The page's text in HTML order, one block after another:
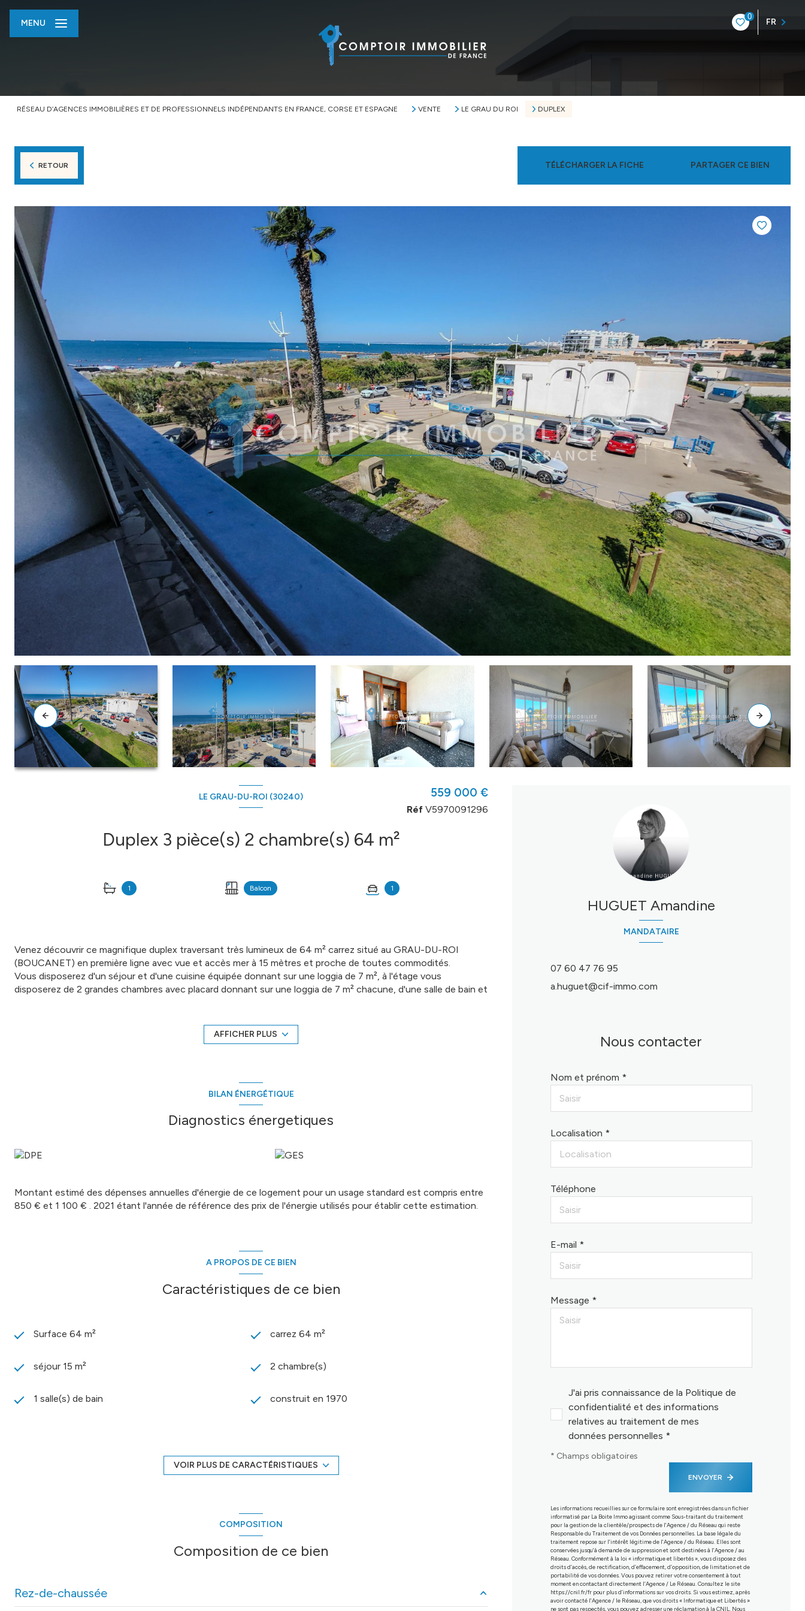
0
FR
MENU
RÉSEAU D’AGENCES IMMOBILIÈRES ET DE PROFESSIONNELS INDÉPENDANTS EN FRANCE, CORSE ET ESPAGNE VENTE LE GRAU DU ROI DUPLEX
RETOUR TÉLÉCHARGER LA FICHE PARTAGER CE BIEN
LE GRAU-DU-ROI (30240)
Duplex 3 pièce(s) 2 chambre(s) 64 m²
1 Balcon 1
559 000 €
Réf V5970091296
Venez découvrir ce magnifique duplex traversant très lumineux de 64 m² carrez situé au GRAU-DU-ROI
(BOUCANET) en première ligne avec vue et accès mer à 15 mètres et proche de toutes commodités.
Vous disposerez d'un séjour et d'une cuisine équipée donnant sur une loggia de 7 m², à l'étage vous
disposerez de 2 grandes chambres avec placard donnant sur une loggia de 7 m² chacune, d'une salle de bain et
Pour votre confort, des huisseries en double-vitrage, un systhème de chauffage desservi par une chaudière
gaz de ville individuelle, des stores bannes électriques dans la loggia du séjour et dans l'une des chambres.
Les informations sur les risques auxquels ce bien est exposé sont disponibles sur le site
AFFICHER PLUS
BILAN ÉNERGÉTIQUE
Diagnostics énergetiques
Montant estimé des dépenses annuelles d'énergie de ce logement pour un usage standard est compris entre
850 € et 1 100 € . 2021 étant l'année de référence des prix de l'énergie utilisés pour établir cette estimation.
A PROPOS DE CE BIEN
Caractéristiques de ce bien
Surface 64 m² carrez 64 m²
séjour 15 m² 2 chambre(s)
1 salle(s) de bain construit en 1970
exposition Est-Ouest
vue DEGAGEE
VOIR PLUS DE CARACTÉRISTIQUES
COMPOSITION
Composition de ce bien
Rez-de-chaussée
MANDATAIRE
HUGUET Amandine
07 60 47 76 95
a.huguet@cif-immo.com
Nous contacter
Nom et prénom *
Localisation *
Téléphone
E-mail *
Message *
J'ai pris connaissance de la Politique de
confidentialité et des informations
relatives au traitement de mes
données personnelles *
* Champs obligatoires
ENVOYER
Les informations recueillies sur ce formulaire sont enregistrées dans un fichier
informatisé par La Boite Immo agissant comme Sous-traitant du traitement
pour la gestion de la clientèle/prospects de l'Agence / du Réseau qui reste
Responsable du Traitement de vos Données personnelles. La base légale du
traitement repose sur l'intérêt légitime de l'Agence / du Réseau. Elles sont
conservées jusqu'à demande de suppression et sont destinées à l'Agence / au
Réseau. Conformément à la loi « informatique et libertés », vous disposez des
droits d’accès, de rectification, d’effacement, d’opposition, de limitation et de
portabilité de vos données. Vous pouvez retirer votre consentement à tout
moment en contactant directement l’Agence / Le Réseau. Consultez le site
https://cnil.fr/frpour plus d’informations sur vos droits. Si vous estimez, après
avoir contacté l'Agence / le Réseau, que vos droits « Informatique et Libertés »
ne sont pas respectés, vous pouvez adresser une réclamation à la CNIL. Nous